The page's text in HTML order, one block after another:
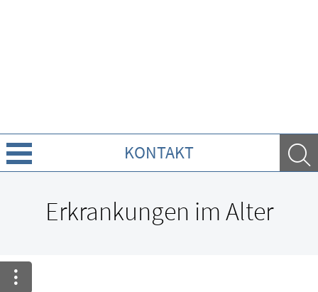
KONTAKT
Ratgeber
Erkrankungen im Alter